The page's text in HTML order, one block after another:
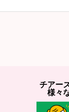
チアー
様々